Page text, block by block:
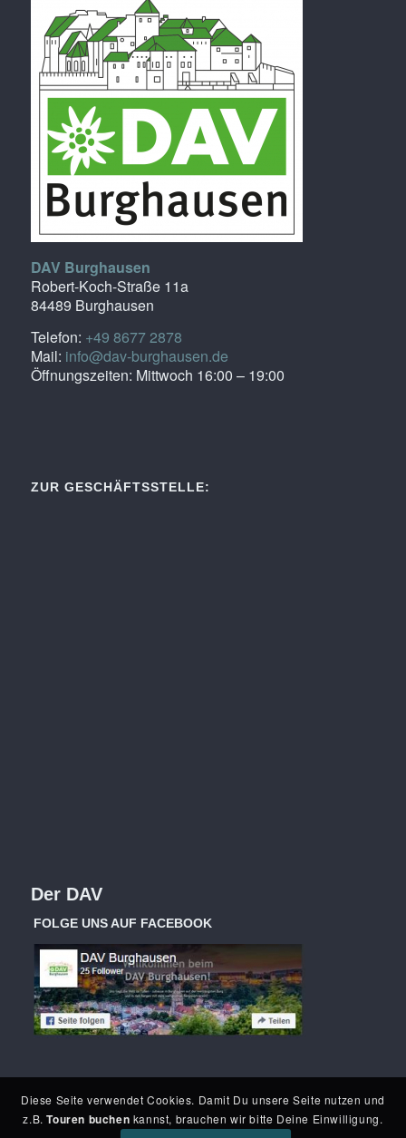
DAV Burghausen
Robert-Koch-Straße 11a
84489 Burghausen
Telefon: +49 8677 2878
Mail: info@dav-burghausen.de
Öffnungszeiten: Mittwoch 16:00 – 19:00
ZUR GESCHÄFTSSTELLE:
Der DAV
FOLGE UNS AUF FACEBOOK
Diese Seite verwendet Cookies. Damit Du unsere Seite nutzen und
z.B.Touren buchen kannst, brauchen wir bitte Deine Einwilligung.